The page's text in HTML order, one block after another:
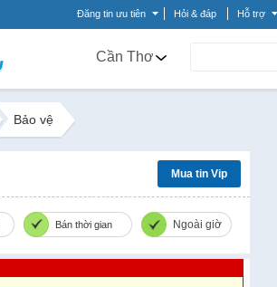
Đăng tin ưu tiên Hỏi & đáp Hỗ trợ
Cần Thơ
Bảo vệ
Mua tin Vip
Bán thời gian Ngoài giờ